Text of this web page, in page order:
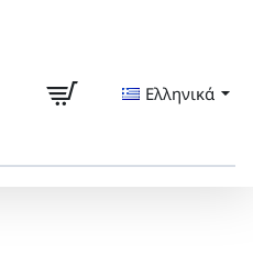
Ελληνικά